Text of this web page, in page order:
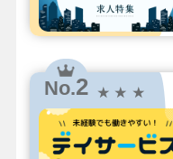
No.2 ★ ★ ★